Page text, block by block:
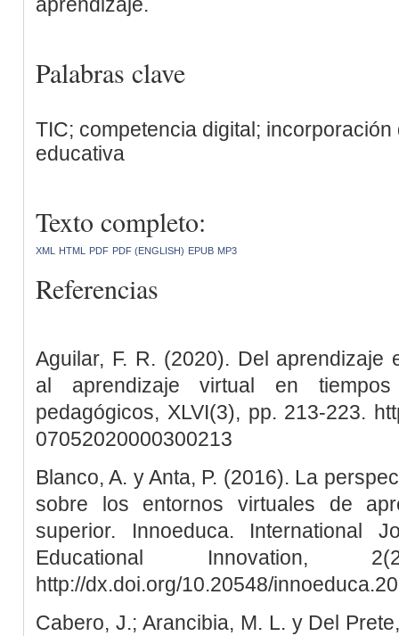
Palabras clave
TIC; competencia digital;
educativa
Texto completo:
XML HTML PDF PDF (ENGLISH) EPUB MP3
Referencias
Aguilar, F. R. (2020). Del aprendizaje
al aprendizaje virtual en
pedagógicos, XLVI(3), pp. 213-223.
07052020000300213
Blanco, A. y Anta, P. (2016). La
sobre los entornos virtuales de
superior. Innoeduca. International
Educational Innovation,
http://dx.doi.org/10.20548/
Cabero, J.; Arancibia, M. L. y Del